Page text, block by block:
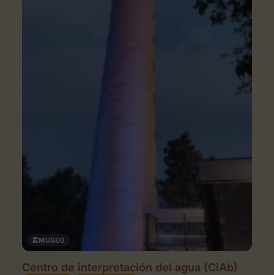
MUSEO
Centro de interpretación del agua (CiAb)